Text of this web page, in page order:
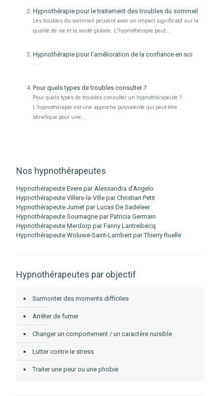
Hypnothérapie pour le traitement des troubles du sommeil
Les troubles du sommeil peuvent avoir un impact significatif sur la
qualité de vie et la santé globale. L’hypnothérapie peut...
Hypnothérapie pour l’amélioration de la confiance en soi
...
Pour quels types de troubles consulter ?
Pour quels types de troubles consulter un hypnothérapeute ?
L’hypnothérapie est une approche polyvalente qui peut être
bénéfique pour une...
Nos hypnothérapeutes
Hypnothérapeute Evere par Alessandra d’Angelo
Hypnothérapeute Villers-la-Ville par Christian Petit
Hypnothérapeute Jumet par Lucas De Sadeleer
Hypnothérapeute Soumagne par Patricia Germain
Hypnothérapeute Merdorp par Fanny Lantreibecq
Hypnothérapeute Woluwe-Saint-Lambert par Thierry Ruelle
Hypnothérapeutes par objectif
Surmonter des moments difficiles
Arrêter de fumer
Changer un comportement / un caractère nuisible
Lutter contre le stress
Traiter une peur ou une phobie